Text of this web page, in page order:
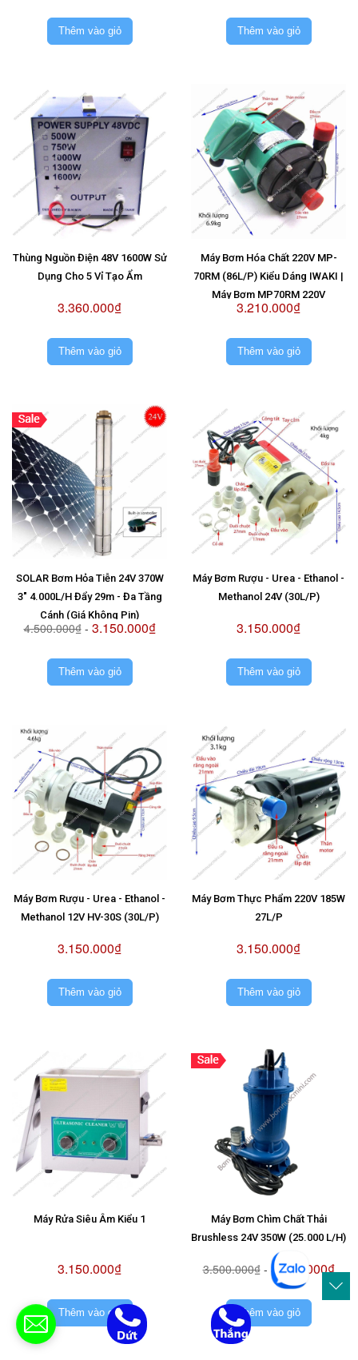
Thêm vào giỏ Thêm vào giỏ
Thùng Nguồn Điện 48V 1600W Sử
Dụng Cho 5 Vỉ Tạo Ẩm
3.360.000₫
Thêm vào giỏ
Máy Bơm Hóa Chất 220V MP-
70RM (86L/P) Kiểu Dáng IWAKI |
Máy Bơm MP70RM 220V
3.210.000₫
Thêm vào giỏ
SOLAR Bơm Hỏa Tiễn 24V 370W
3" 4.000L/H Đẩy 29m - Đa Tầng
Cánh (Giá Không Pin)
4.500.000₫- 3.150.000₫
Thêm vào giỏ
Máy Bơm Rượu - Urea - Ethanol -
Methanol 24V (30L/P)
3.150.000₫
Thêm vào giỏ
Máy Bơm Rượu - Urea - Ethanol -
Methanol 12V HV-30S (30L/P)
3.150.000₫
Thêm vào giỏ
Máy Bơm Thực Phẩm 220V 185W
27L/P
3.150.000₫
Thêm vào giỏ
Máy Rửa Siêu Âm Kiểu 1
3.150.000₫
Thêm vào giỏ
Máy Bơm Chìm Chất Thải
Brushless 24V 350W (25.000 L/H)
3.500.000₫- 3.150.000₫
Thêm vào giỏ